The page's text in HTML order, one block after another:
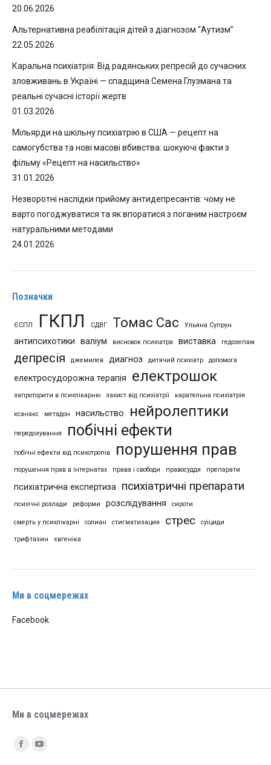
20.06.2026
Альтернативна реабілітація дітей з діагнозом “Аутизм”
22.05.2026
Каральна психіатрія: Від радянських репресій до сучасних
зловживань в Україні — спадщина Семена Глузмана та
реальні сучасні історії жертв
01.03.2026
Мільярди на шкільну психіатрію в США — рецепт на
самогубства та нові масові вбивства: шокуючі факти з
фільму «Рецепт на насильство»
31.01.2026
Незворотні наслідки прийому антидепресантів: чому не
варто погоджуватися та як впоратися з поганим настроєм
натуральними методами
24.01.2026
Позначки
ЄСПЛ ГКПЛ СДВГ Томас Сас Ульяна Супрун
антипсихотики валіум висновок психіатра виставка гедозепам
депресія джемилев диагноз дитячий психіатр допомога
електросудорожна терапія електрошок
запроторити в психлікарню захист від психіатрії карательна психіатрія
ксанакс метадон насильство нейролептики
передозування побічні ефекти
побічні ефекти від психотропів порушення прав
порушення прав в інтернатах права і свободи правосуддя препарати
психіатрична експертиза психіатричні препарати
психічні розлади реформи розслідування сироти
смерть у психлікарні солиан стигматизация стрес суїциди
трифтазин євгеніка
Ми в соцмережах
Facebook
Ми в соцмережах
Find us on:
FacebookYouTube